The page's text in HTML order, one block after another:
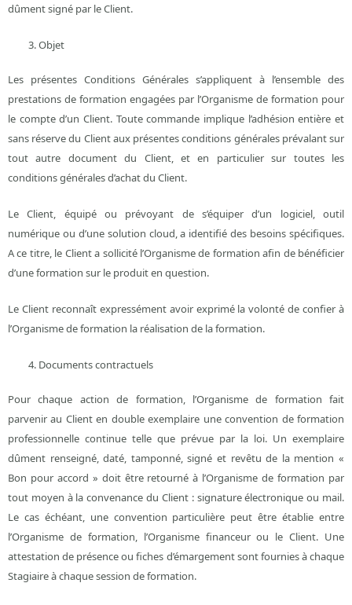
dûment signé par le Client.
Objet
Les présentes Conditions Générales s’appliquent à l’ensemble des
prestations de formation engagées par l’Organisme de formation pour
le compte d’un Client. Toute commande implique l’adhésion entière et
sans réserve du Client aux présentes conditions générales prévalant sur
tout autre document du Client, et en particulier sur toutes les
conditions générales d’achat du Client.
Le Client, équipé ou prévoyant de s’équiper d’un logiciel, outil
numérique ou d’une solution cloud, a identifié des besoins spécifiques.
A ce titre, le Client a sollicité l’Organisme de formation afin de bénéficier
d’une formation sur le produit en question.
Le Client reconnaît expressément avoir exprimé la volonté de confier à
l’Organisme de formation la réalisation de la formation.
Documents contractuels
Pour chaque action de formation, l’Organisme de formation fait
parvenir au Client en double exemplaire une convention de formation
professionnelle continue telle que prévue par la loi. Un exemplaire
dûment renseigné, daté, tamponné, signé et revêtu de la mention «
Bon pour accord » doit être retourné à l’Organisme de formation par
tout moyen à la convenance du Client : signature électronique ou mail.
Le cas échéant, une convention particulière peut être établie entre
l’Organisme de formation, l’Organisme financeur ou le Client. Une
attestation de présence ou fiches d’émargement sont fournies à chaque
Stagiaire à chaque session de formation.